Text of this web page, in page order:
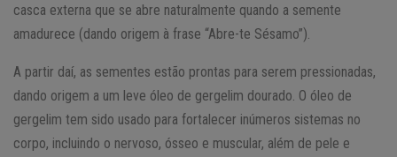
casca externa que se abre naturalmente quando a semente
amadurece (dando origem à frase “Abre-te Sésamo”).
A partir daí, as sementes estão prontas para serem pressionadas,
dando origem a um leve óleo de gergelim dourado. O óleo de
gergelim tem sido usado para fortalecer inúmeros sistemas no
corpo, incluindo o nervoso, ósseo e muscular, além de pele e